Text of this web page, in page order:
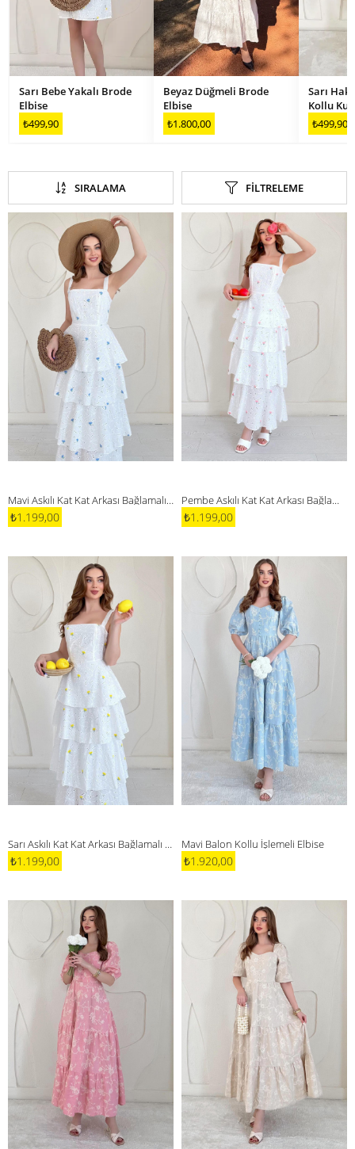
Sarı Bebe Yakalı Brode
Elbise
₺499,90
Beyaz Düğmeli Brode
Elbise
₺1.800,00
Sarı
Kollu
₺499,90
FILTRELEME
SIRALAMA
Mavi Askılı Kat Kat Arkası Bağlamalı Elbise
₺1.199,00
Pembe Askılı Kat Kat Arkası Bağlamalı Elbise
₺1.199,00
Sarı Askılı Kat Kat Arkası Bağlamalı Elbise
₺1.199,00
Mavi Balon Kollu İşlemeli Elbise
₺1.920,00